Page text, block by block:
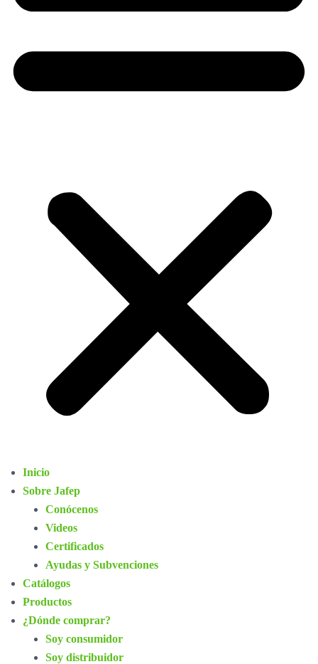
Inicio
Sobre Jafep
Conócenos
Videos
Certificados
Ayudas y Subvenciones
Catálogos
Productos
¿Dónde comprar?
Soy consumidor
Soy distribuidor